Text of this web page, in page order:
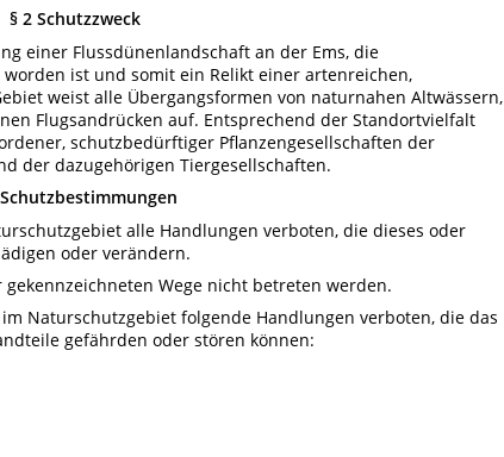
§ 2 Schutzzweck
einer Flussdünenlandschaft an der Ems, die
ist und somit ein Relikt einer artenreichen,
weist alle Übergangsformen von naturnahen Altwässern,
Flugsandrücken auf. Entsprechend der Standortvielfalt
schutzbedürftiger Pflanzengesellschaften der
der dazugehörigen Tiergesellschaften.
alle Handlungen verboten, die dieses oder
oder verändern.
Wege nicht betreten werden.
im Naturschutzgebiet folgende Handlungen verboten, die das
gefährden oder stören können: